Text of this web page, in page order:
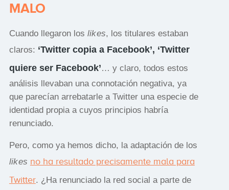
MALO
Cuando llegaron los likes, los titulares estaban
claros: ‘Twitter copia a Facebook’, ‘Twitter
quiere ser Facebook’… y claro, todos estos
análisis llevaban una connotación negativa, ya
que parecían arrebatarle a Twitter una especie de
identidad propia a cuyos principios habría
renunciado.
Pero, como ya hemos dicho, la adaptación de los
likes no ha resultado precisamente mala para
Twitter. ¿Ha renunciado la red social a parte de